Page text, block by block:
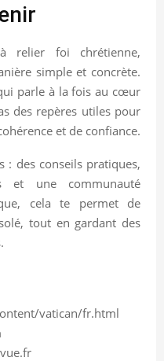
relier foi chrétienne,
simple et concrète.
parle à la fois au cœur
des repères utiles pour
et de confiance.
: des conseils pratiques,
et une communauté
cela te permet de
tout en gardant des
vatican/fr.html